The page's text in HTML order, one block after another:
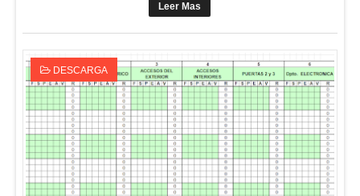
Leer Mas
DESCARGA